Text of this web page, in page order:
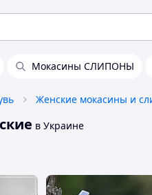
Мокасины СЛИПОНЫ
Женские мокасины и
в Украине